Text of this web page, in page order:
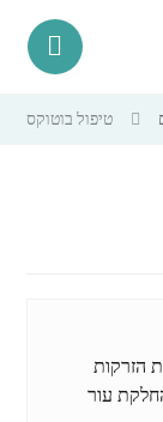
טיפול בוטוקס
הזרקות
עור